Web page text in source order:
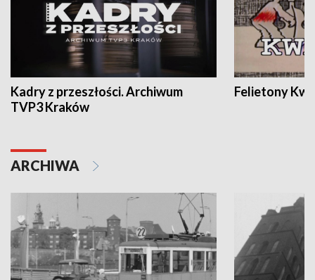
Kadry z przeszłości. Archiwum
TVP3 Kraków
Felietony
ARCHIWA